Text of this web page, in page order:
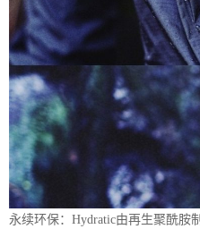
永续环保：Hydratic由再生聚酰胺